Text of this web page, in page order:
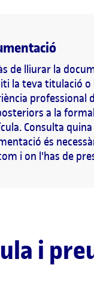
de lliurar la
la teva titulació o
professional
a la
Consulta quina
és
i on l'has de
i